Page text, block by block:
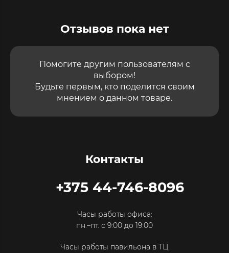
Отзывов пока нет
Помогите другим пользователям с
выбором!
Будьте первым, кто поделится своим
мнением о данном товаре.
Контакты
+375 44-746-8096
Часы работы офиса:
пн.–пт. с 9:00 до 19:00
Часы работы павильона в ТЦ